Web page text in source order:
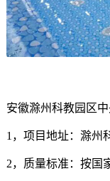
安徽滁州科教园区
1，项目地址：滁州
2，质量标准：按国